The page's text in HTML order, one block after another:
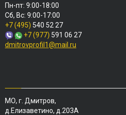
Пн-пт: 9:00-18:00
Сб, Вс: 9:00-17:00
+7 (495) 540 52 27
+7 (977) 591 06 27
dmitrovprofil1@mail.ru
МО, г. Дмитров,
д.Елизаветино, д.203А